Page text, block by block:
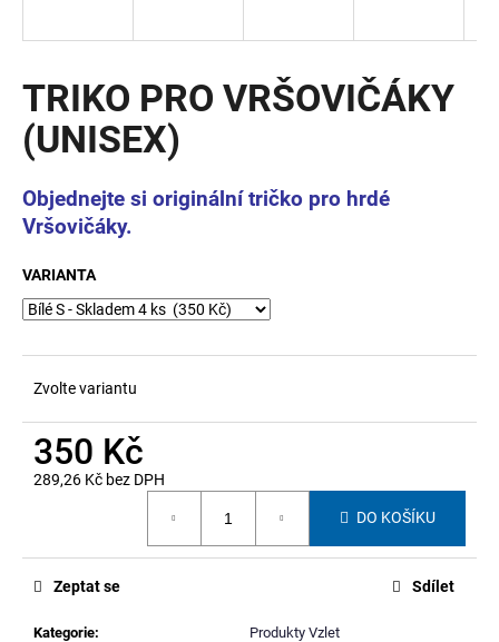
TRIKO PRO VRŠOVIČÁKY
(UNISEX)
Objednejte si originální tričko pro hrdé
Vršovičáky.
VARIANTA
Zvolte variantu
350 Kč
289,26 Kč bez DPH
DO KOŠÍKU
Kategorie: Produkty Vzlet
Zeptat se Sdílet
í
?
D
o
o
u
j
m
e